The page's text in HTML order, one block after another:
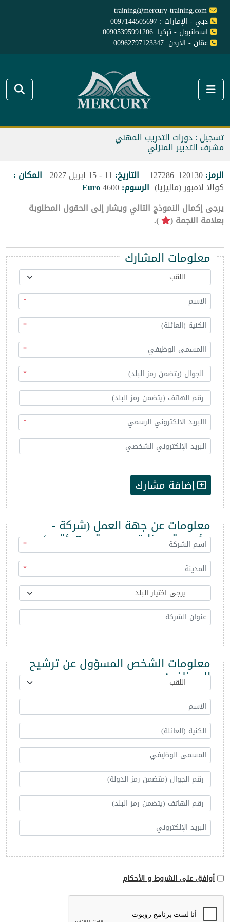
training@mercury-training.com
دبي - الإمارات : 0097144505697
اسطنبول - تركيا: 00905395991206
عمّان - الأردن: 00962797123347
تسجيل : دورات التدريب المهني
مشرف التدبير المنزلي
الرمز:
التاريخ: المكان :
كوالا لامبور (ماليزيا) الرسوم:4600
Euro
يرجى إكمال النموذج التالي ويشار إلى الحقول المطلوبة
بعلامة النجمة ( ).
معلومات المشارك
*
*
*
*
*
إضافة مشارك
معلومات عن جهة العمل (شركة -
مؤسسة - وزارة - مديرية - هيئة ...)
*
*
معلومات الشخص المسؤول عن ترشيح
الموظفين
أوافق على الشروط و الأحكام